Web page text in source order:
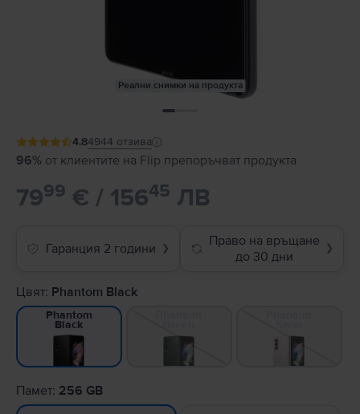
Реални снимки на продукта
4.84944 отзива
96% от клиентите на Flip препоръчват продукта
7999 € / 15645 ЛВ
Гаранция 2 години ❯
Право на връщане
до 30 дни
❯
Цвят: Phantom Black
Phantom
Black
Памет: 256 GB